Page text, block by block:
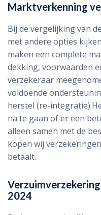
Marktverkenning
Bij de vergelijking van
met andere opties
maken een complete
dekking, voorwaarden
verzekeraar
voldoende
herstel (re-
na te gaan of er een
alleen samen met de
kopen wij
betaalt.
2024